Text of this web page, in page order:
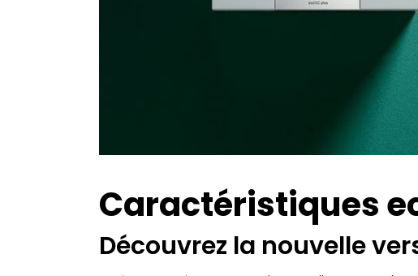
Caractéristiques
Découvrez la nouvelle